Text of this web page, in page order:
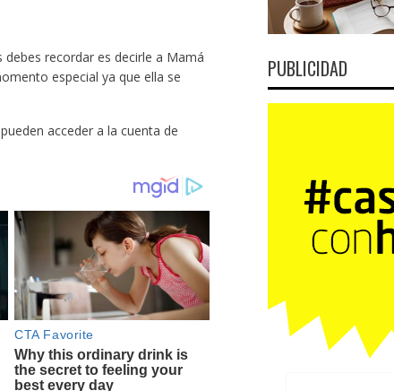
recordar es decirle a Mamá
especial ya que ella se
acceder a la cuenta de
PUBLICIDAD